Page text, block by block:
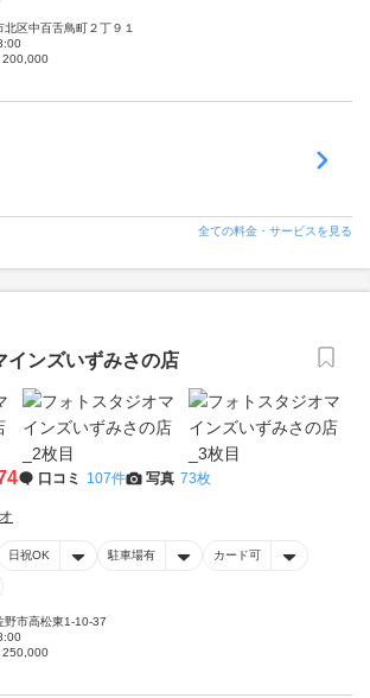
北区中百舌鳥町２丁９１
200,000
全ての料金・サービスを見る
インズいずみさの店
口コミ 107件 写真 73枚
日祝OK 駐車場有 カード可
野市高松東1-10-37
250,000